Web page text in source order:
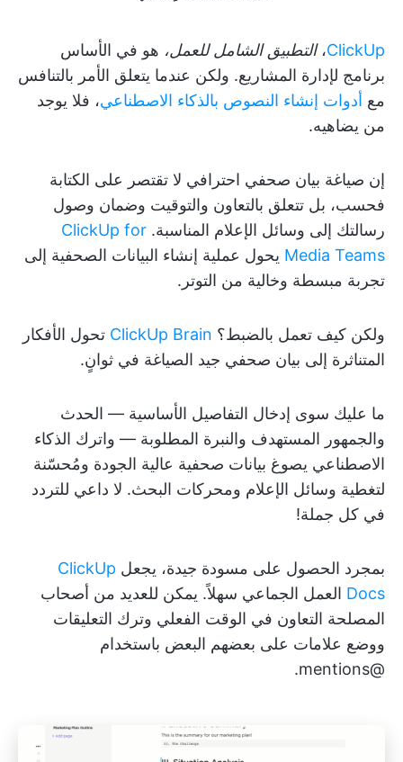
ClickUp، التطبيق الشامل للعمل، هو في الأساس
برنامج لإدارة المشاريع. ولكن عندما يتعلق الأمر بالتنافس
مع أدوات إنشاء النصوص بالذكاء الاصطناعي، فلا يوجد
من يضاهيه.
إن صياغة بيان صحفي احترافي لا تقتصر على الكتابة
فحسب، بل تتعلق بالتعاون والتوقيت وضمان وصول
رسالتك إلى وسائل الإعلام المناسبة. ClickUp for
Media Teams يحول عملية إنشاء البيانات الصحفية إلى
تجربة مبسطة وخالية من التوتر.
ولكن كيف تعمل بالضبط؟ ClickUp Brain تحول الأفكار
المتناثرة إلى بيان صحفي جيد الصياغة في ثوانٍ.
ما عليك سوى إدخال التفاصيل الأساسية — الحدث
والجمهور المستهدف والنبرة المطلوبة — واترك الذكاء
الاصطناعي يصوغ بيانات صحفية عالية الجودة ومُحسّنة
لتغطية وسائل الإعلام ومحركات البحث. لا داعي للتردد
في كل جملة!
بمجرد الحصول على مسودة جيدة، يجعل ClickUp
Docs العمل الجماعي سهلاً. يمكن للعديد من أصحاب
المصلحة التعاون في الوقت الفعلي وترك التعليقات
ووضع علامات على بعضهم البعض باستخدام
@mentions.